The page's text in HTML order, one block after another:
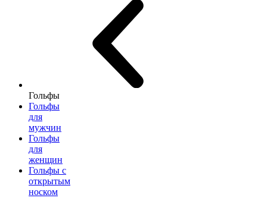
Гольфы
Гольфы
для
мужчин
Гольфы
для
женщин
Гольфы с
открытым
носком